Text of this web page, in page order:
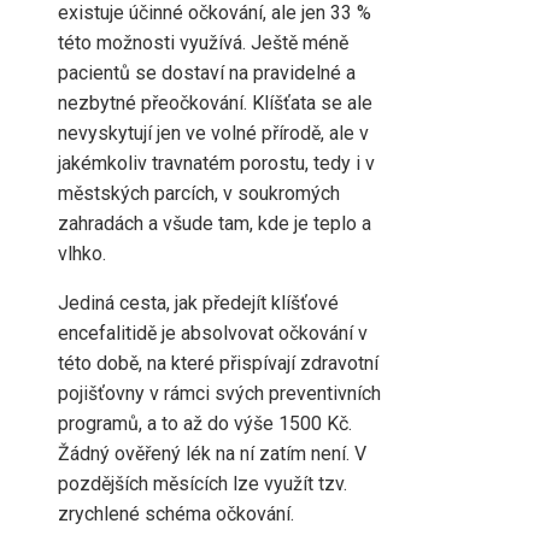
existuje účinné očkování, ale jen 33 %
této možnosti využívá. Ještě méně
pacientů se dostaví na pravidelné a
nezbytné přeočkování. Klíšťata se ale
nevyskytují jen ve volné přírodě, ale v
jakémkoliv travnatém porostu, tedy i v
městských parcích, v soukromých
zahradách a všude tam, kde je teplo a
vlhko.
Jediná cesta, jak předejít klíšťové
encefalitidě je absolvovat očkování v
této době, na které přispívají zdravotní
pojišťovny v rámci svých preventivních
programů, a to až do výše 1500 Kč.
Žádný ověřený lék na ní zatím není. V
pozdějších měsících lze využít tzv.
zrychlené schéma očkování.